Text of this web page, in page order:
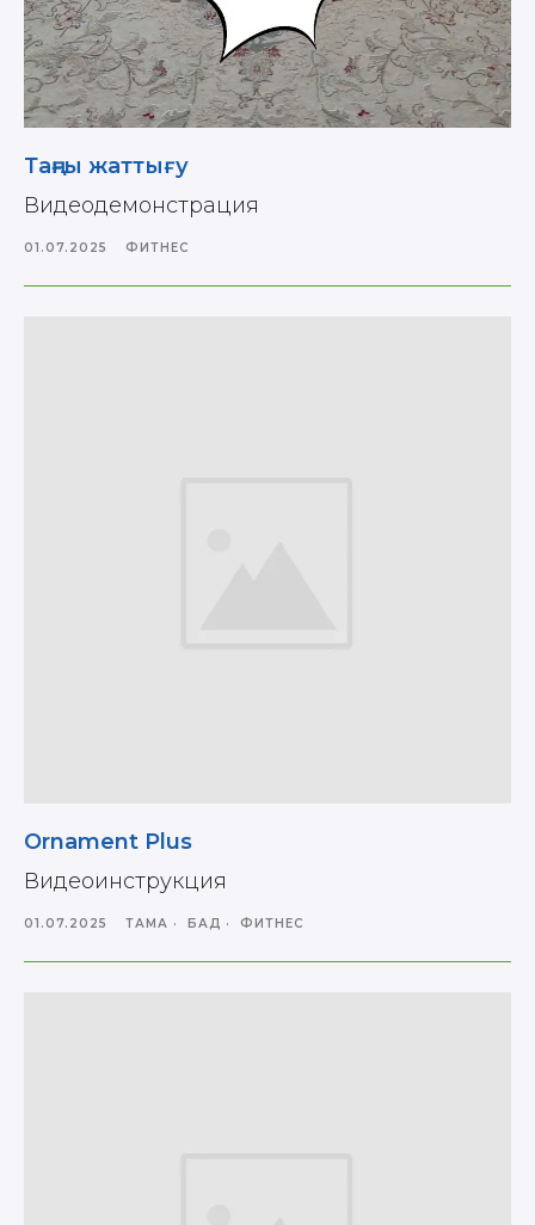
Таңғы жаттығу
Видеодемонстрация
01.07.2025 ФИТНЕС
Ornament Plus
Видеоинструкция
01.07.2025 ТАМАҚ БАД ФИТНЕС